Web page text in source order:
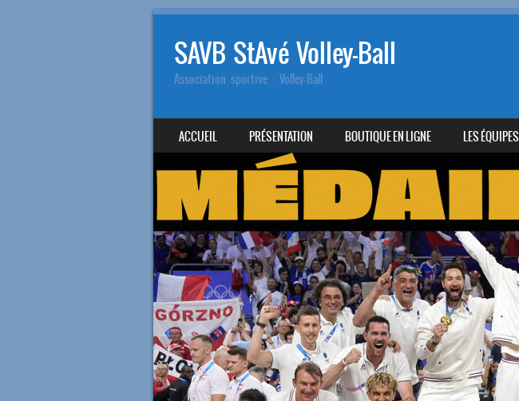
SAVB StAvé Volley-Ball
Association sportive : Volley-Ball
MENU
SKIP TO CONTENT
ACCUEIL PRÉSENTATION BOUTIQUE EN LIGNE LES ÉQUIPES